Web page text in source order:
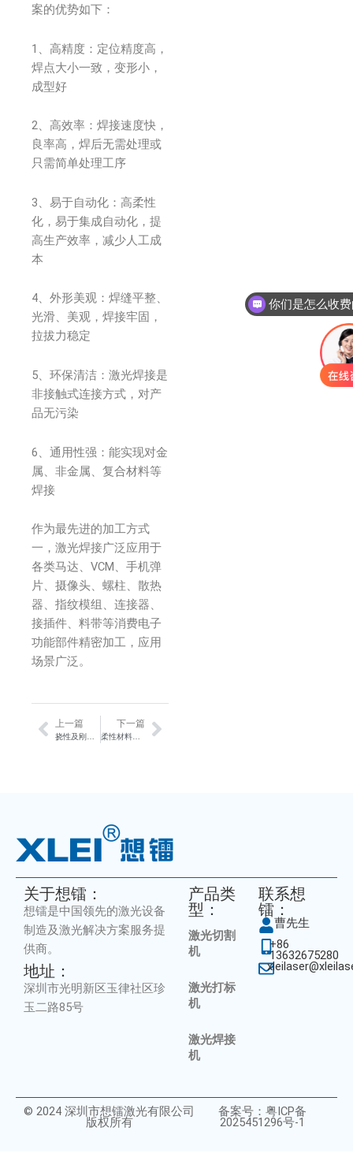
案的优势如下：
1、高精度：定位精度高，
焊点大小一致，变形小，
成型好
2、高效率：焊接速度快，
良率高，焊后无需处理或
只需简单处理工序
3、易于自动化：高柔性
化，易于集成自动化，提
高生产效率，减少人工成
本
4、外形美观：焊缝平整、
光滑、美观，焊接牢固，
拉拔力稳定
5、环保清洁：激光焊接是
非接触式连接方式，对产
品无污染
6、通用性强：能实现对金
属、非金属、复合材料等
焊接
作为最先进的加工方式
一，激光焊接广泛应用于
各类马达、VCM、手机弹
片、摄像头、螺柱、散热
器、指纹模组、连接器、
接插件、料带等消费电子
功能部件精密加工，应用
场景广泛。
Prev
上一篇 下一篇
柔性材料加工 Next
关于想镭：
想镭是中国领先的激光设备
制造及激光解决方案服务提
供商。
地址：
深圳市光明新区玉律社区珍
玉二路85号
产品类
型：
激光切割
机
激光打标
机
激光焊接
机
联系想
镭：
曹先生
+86
13632675280
© 2024 深圳市想镭激光有限公司
版权所有
备案号：粤ICP备
2025451296号-1
你们是怎么收